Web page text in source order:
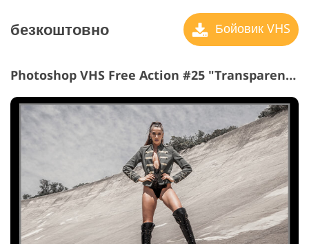
безкоштовно Бойовик VHS
Photoshop VHS Free Action #25 "Transparent Frame"